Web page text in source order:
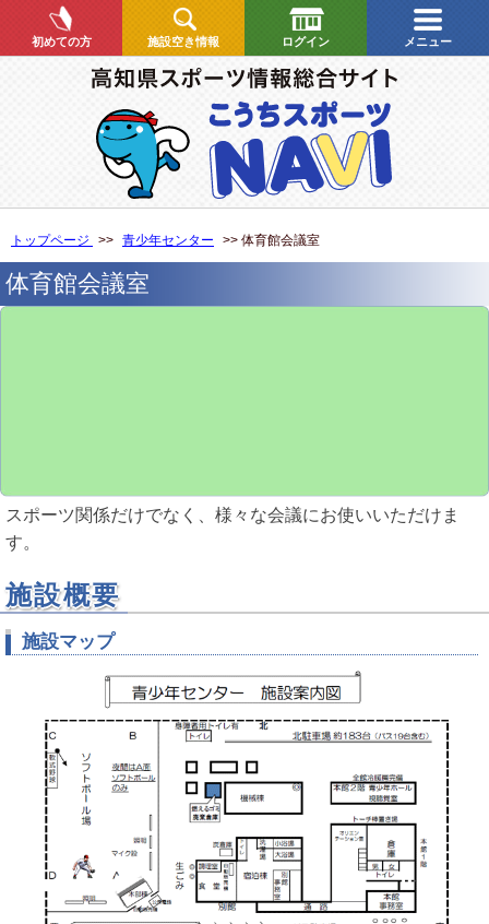
初めての方 施設空き情報 ログイン メニュー
トップページ >> 青少年センター >> 体育館会議室
体育館会議室
スポーツ関係だけでなく、様々な会議にお使いいただけま
す。
施設概要
施設マップ